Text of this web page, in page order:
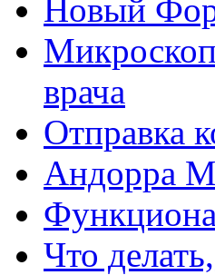
Новый
врача
Отправка
Андорра
Что